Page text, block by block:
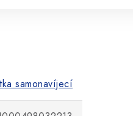
samonavíjecí